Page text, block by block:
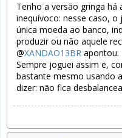
Tenho a versão gringa
inequívoco: nesse caso,
única moeda ao banco,
produzir ou não aquele
@XANDAO13BR apontou.
Sempre joguei assim e,
bastante mesmo usando
dizer: não fica